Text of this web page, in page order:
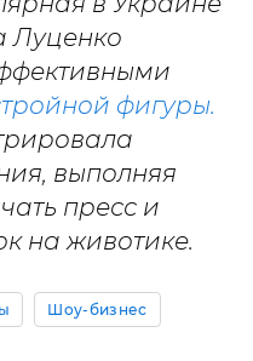
Луценко
фигуры.
выполняя
пресс и
на животике.
Шоу-бизнес